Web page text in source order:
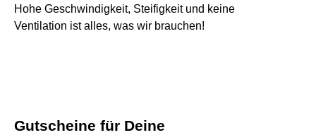
Hohe Geschwindigkeit, Steifigkeit und keine
Ventilation ist alles, was wir brauchen!
Gutscheine für Deine